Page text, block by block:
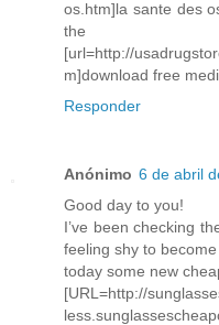
os.htm]la sante des
the
[url=http://
m]download free
Responder
Anónimo 6 de abril
Good day to you!
I’ve been checking
feeling shy to
today some new
[URL=http://